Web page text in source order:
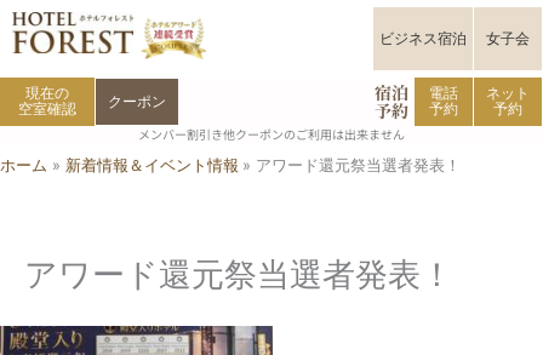
内
容
プ
ビジネス宿泊 女子会
現在の
空室確認
クーポン 宿泊
予約
電話
予約
ネット
予約
メンバー割引き他クーポンのご利用は出来ません
ホーム
新着情報＆イベント情報 アワード還元祭当選者発表！
アワード還元祭当選者発表！